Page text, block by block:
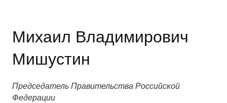
Михаил Владимирович
Мишустин
Председатель Правительства Российской
Федерации